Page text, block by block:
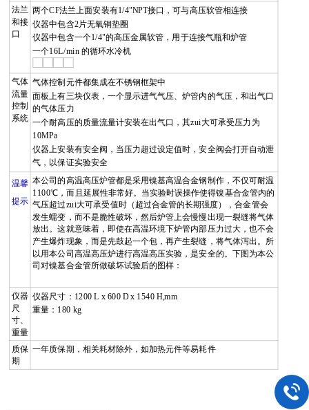
法兰
和接
口
两个CF法兰上面安装有1/4"NPT接口，可与高压软管相连接
仪器中包含2片无氧铜垫圈
仪器中包含一个1/4"的高压金属软管，用于连接气瓶和炉管
一个16L/min的循环水冷机
气体
流量
控制
系统
气体控制元件都集成在不锈钢框架中
面板上有三块仪表，一个显示进气气压、炉管内的气压，和出气口
的气体压力
一个耐高压的质量流量计安装在出气口，其zui大可承受压力为
10MPa
仪器上安装有安全阀，当压力超过设定值时，安全阀会打开自动泄
气，以保证实验安全
温馨
提示
本公司的高温高压炉管都是采用镍基高温合金钢制作，不仅可耐温
1100℃，而且延展性非常好。当实验时误操作使得镍基合金管内的
气压超过zui大可承受值时（超过合金管的长期强度），合金管会
发生蠕变，而不是脆性破坏，然后炉管上会慢慢出现一裂缝将气体
放出。这就意味着，即使在高温环境下炉管内部压力过大，也不会
产生爆炸现象，而是先鼓起一个包，再产生裂缝，将气体泻出。所
以用本公司高温高压炉进行高温高压实验，是安全的。下图为本公
司对镍基合金管所做破坏试验后的图样 ：
仪器
尺
寸、
重量
仪器尺寸： 1200 L x 600 D x 1540 H,mm
重量： 180 kg
质保
期
一年质保期，相关耗材除外，如加热元件等易耗件